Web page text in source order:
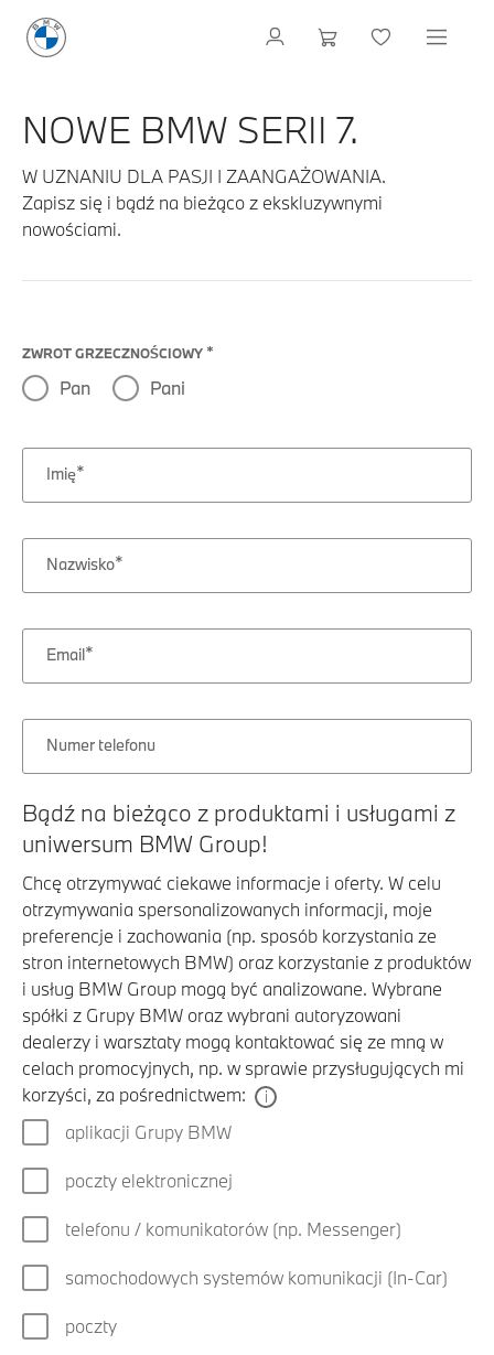
NOWE BMW SERII 7.
W UZNANIU DLA PASJI I ZAANGAŻOWANIA.
Zapisz się i bądź na bieżąco z ekskluzywnymi
nowościami.
ZWROT GRZECZNOŚCIOWY
Pan Pani
Imię
Nazwisko
Email
Numer telefonu
Bądź na bieżąco z produktami i usługami z
uniwersum BMW Group!
Chcę otrzymywać ciekawe informacje i oferty. W celu
otrzymywania spersonalizowanych informacji, moje
preferencje i zachowania (np. sposób korzystania ze
stron internetowych BMW) oraz korzystanie z produktów
i usług BMW Group mogą być analizowane. Wybrane
spółki z Grupy BMW oraz wybrani autoryzowani
dealerzy i warsztaty mogą kontaktować się ze mną w
celach promocyjnych, np. w sprawie przysługujących mi
korzyści, za pośrednictwem:
aplikacji Grupy BMW
poczty elektronicznej
telefonu / komunikatorów (np. Messenger)
samochodowych systemów komunikacji (In-Car)
poczty